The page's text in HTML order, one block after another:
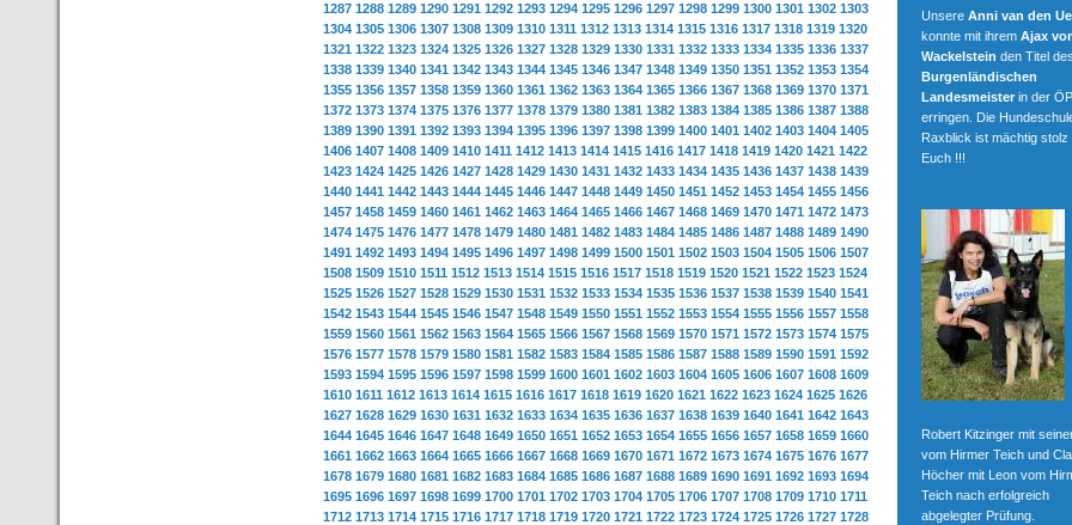
1287 1288 1289 1290 1291 1292 1293 1294 1295 1296 1297 1298 1299 1300 1301 1302 1303
1304 1305 1306 1307 1308 1309 1310 1311 1312 1313 1314 1315 1316 1317 1318 1319 1320
1321 1322 1323 1324 1325 1326 1327 1328 1329 1330 1331 1332 1333 1334 1335 1336 1337
1338 1339 1340 1341 1342 1343 1344 1345 1346 1347 1348 1349 1350 1351 1352 1353 1354
1355 1356 1357 1358 1359 1360 1361 1362 1363 1364 1365 1366 1367 1368 1369 1370 1371
1372 1373 1374 1375 1376 1377 1378 1379 1380 1381 1382 1383 1384 1385 1386 1387 1388
1389 1390 1391 1392 1393 1394 1395 1396 1397 1398 1399 1400 1401 1402 1403 1404 1405
1406 1407 1408 1409 1410 1411 1412 1413 1414 1415 1416 1417 1418 1419 1420 1421 1422
1423 1424 1425 1426 1427 1428 1429 1430 1431 1432 1433 1434 1435 1436 1437 1438 1439
1440 1441 1442 1443 1444 1445 1446 1447 1448 1449 1450 1451 1452 1453 1454 1455 1456
1457 1458 1459 1460 1461 1462 1463 1464 1465 1466 1467 1468 1469 1470 1471 1472 1473
1474 1475 1476 1477 1478 1479 1480 1481 1482 1483 1484 1485 1486 1487 1488 1489 1490
1491 1492 1493 1494 1495 1496 1497 1498 1499 1500 1501 1502 1503 1504 1505 1506 1507
1508 1509 1510 1511 1512 1513 1514 1515 1516 1517 1518 1519 1520 1521 1522 1523 1524
1525 1526 1527 1528 1529 1530 1531 1532 1533 1534 1535 1536 1537 1538 1539 1540 1541
1542 1543 1544 1545 1546 1547 1548 1549 1550 1551 1552 1553 1554 1555 1556 1557 1558
1559 1560 1561 1562 1563 1564 1565 1566 1567 1568 1569 1570 1571 1572 1573 1574 1575
1576 1577 1578 1579 1580 1581 1582 1583 1584 1585 1586 1587 1588 1589 1590 1591 1592
1593 1594 1595 1596 1597 1598 1599 1600 1601 1602 1603 1604 1605 1606 1607 1608 1609
1610 1611 1612 1613 1614 1615 1616 1617 1618 1619 1620 1621 1622 1623 1624 1625 1626
1627 1628 1629 1630 1631 1632 1633 1634 1635 1636 1637 1638 1639 1640 1641 1642 1643
1644 1645 1646 1647 1648 1649 1650 1651 1652 1653 1654 1655 1656 1657 1658 1659 1660
1661 1662 1663 1664 1665 1666 1667 1668 1669 1670 1671 1672 1673 1674 1675 1676 1677
1678 1679 1680 1681 1682 1683 1684 1685 1686 1687 1688 1689 1690 1691 1692 1693 1694
1695 1696 1697 1698 1699 1700 1701 1702 1703 1704 1705 1706 1707 1708 1709 1710 1711
1712 1713 1714 1715 1716 1717 1718 1719 1720 1721 1722 1723 1724 1725 1726 1727 1728
Unsere Anni van den
konnte mit ihrem Ajax
Wackelstein den Titel des
Burgenländischen
Landesmeister in der
erringen. Die
Raxblick ist mächtig stolz
Euch !!!
Robert Kitzinger mit
vom Hirmer Teich und
Höcher mit Leon vom
Teich nach erfolgreich
abgelegter Prüfung.